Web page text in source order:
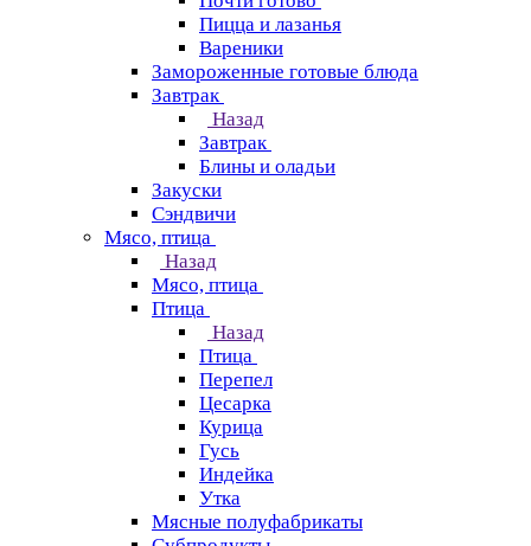
Пицца и лазанья
Вареники
Замороженные готовые блюда
Завтрак
Назад
Завтрак
Блины и оладьи
Закуски
Сэндвичи
Мясо, птица
Назад
Мясо, птица
Птица
Назад
Птица
Перепел
Цесарка
Курица
Гусь
Индейка
Утка
Мясные полуфабрикаты